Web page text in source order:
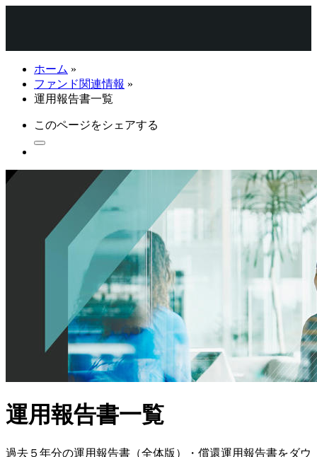
ホーム »
ファンド関連情報 »
運用報告書一覧
このページをシェアする
運用報告書一覧
過去５年分の運用報告書（全体版）・償還運用報告書をダウ